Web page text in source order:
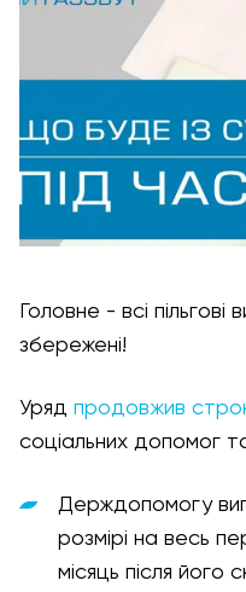
Головне - всі пільгові
збережені!
Уряд продовжив
соціальних допомог
Держдопомогу
розмірі на весь
місяць після його